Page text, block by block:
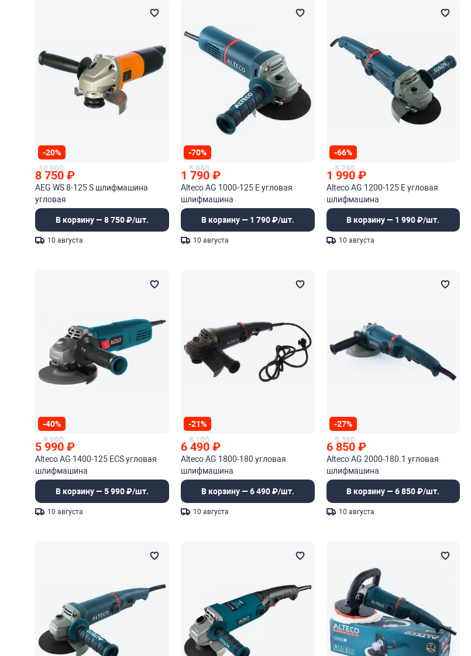
-20%
10 900
8 750₽
AEG WS 8-125 S шлифмашина
угловая
В корзину — 8 750 ₽/шт.
10 августа
-70%
5 950
1 790₽
Alteco AG 1000-125 E угловая
шлифмашина
В корзину — 1 790 ₽/шт.
10 августа
-66%
5 790
1 990 ₽
Alteco AG 1200-125 E угловая
шлифмашина
В корзину — 1 990 ₽/шт.
10 августа
-40%
9 990
5 990₽
Alteco AG 1400-125 ECS угловая
шлифмашина
В корзину — 5 990 ₽/шт.
10 августа
-21%
8 190
6 490₽
Alteco AG 1800-180 угловая
шлифмашина
В корзину — 6 490 ₽/шт.
10 августа
-27%
9 390
6 850 ₽
Alteco AG 2000-180.1 угловая
шлифмашина
В корзину — 6 850 ₽/шт.
10 августа